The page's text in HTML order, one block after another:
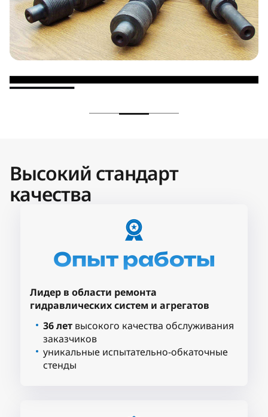
Высокий стандарт
качества
Опыт работы
Лидер в области ремонта
гидравлических систем и агрегатов
36 лет высокого качества обслуживания
заказчиков
уникальные испытательно-обкаточные
стенды